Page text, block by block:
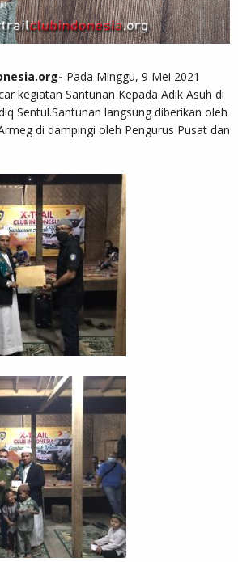
Pada Minggu, 9 Mei 2021
kegiatan Santunan Kepada Adik Asuh di
Sentul.Santunan langsung diberikan oleh
di dampingi oleh Pengurus Pusat dan